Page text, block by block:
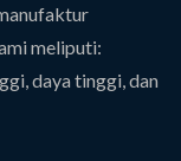
meliputi:
daya tinggi, dan